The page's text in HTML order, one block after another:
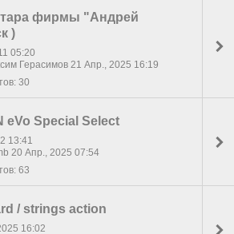
фирмы "Андрей
)
05:20
Герасимов 21 Апр., 2025 16:19
30
eVo Special Select
13:41
20 Апр., 2025 07:54
63
/ strings action
16:02